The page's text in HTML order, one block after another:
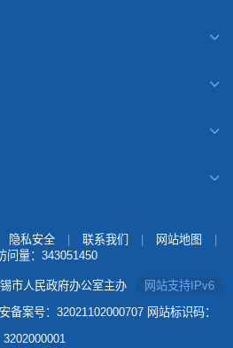
隐私安全 联系我们 网站地图
问量： 343051450
市人民政府办公室主办
网站支持IPv6
备案号：32021102000707 网站标识码：
3202000001